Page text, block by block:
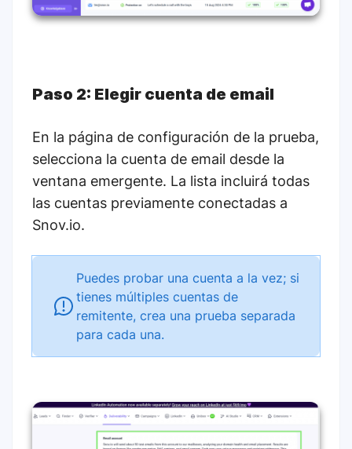
Paso 2: Elegir cuenta de email
En la página de configuración de la prueba,
selecciona la cuenta de email desde la
ventana emergente. La lista incluirá todas
las cuentas previamente conectadas a
Snov.io.
Puedes probar una cuenta a la vez; si
tienes múltiples cuentas de
remitente, crea una prueba separada
para cada una.